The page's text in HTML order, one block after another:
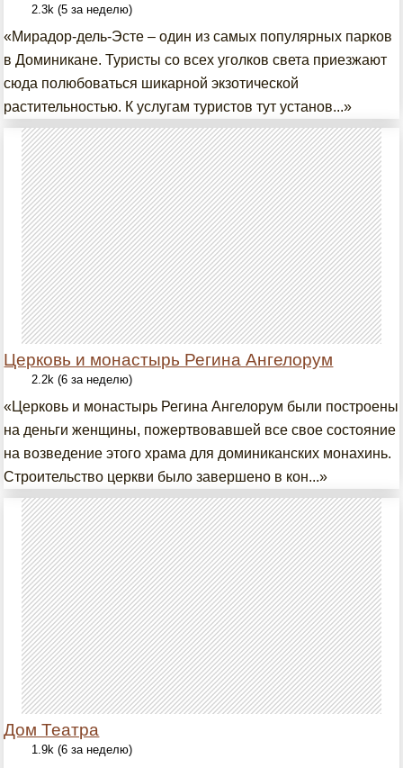
2.3k (5 за неделю)
«Мирадор-дель-Эсте – один из самых популярных парков
в Доминикане. Туристы со всех уголков света приезжают
сюда полюбоваться шикарной экзотической
растительностью. К услугам туристов тут установ...»
Церковь и монастырь Регина Ангелорум
2.2k (6 за неделю)
«Церковь и монастырь Регина Ангелорум были построены
на деньги женщины, пожертвовавшей все свое состояние
на возведение этого храма для доминиканских монахинь.
Строительство церкви было завершено в кон...»
Дом Театра
1.9k (6 за неделю)